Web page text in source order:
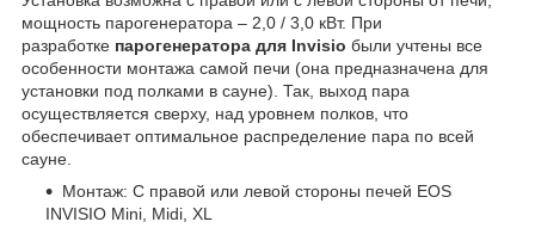
мощность парогенератора – 2,0 / 3,0 кВт. При
разработке парогенератора для Invisio были учтены все
особенности монтажа самой печи (она предназначена для
установки под полками в сауне). Так, выход пара
осуществляется сверху, над уровнем полков, что
обеспечивает оптимальное распределение пара по всей
сауне.
Монтаж: С правой или левой стороны печей EOS
INVISIO Mini, Midi, XL